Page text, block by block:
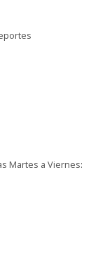
Martes a Viernes: